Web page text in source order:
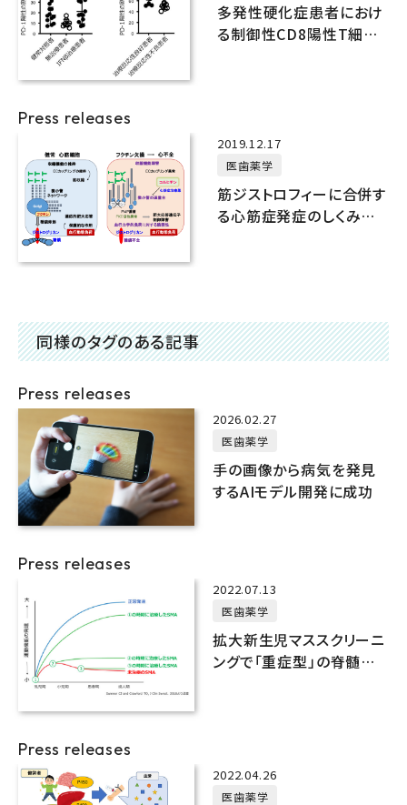
多発性硬化症患者におけ
る制御性CD8陽性T細胞
Press releases
2019.12.17
医歯薬学
筋ジストロフィーに合併す
る心筋症発症のしくみを
同様のタグのある記事
Press releases
2026.02.27
医歯薬学
手の画像から病気を発見
するAIモデル開発に成功
Press releases
2022.07.13
医歯薬学
拡大新生児マススクリーニ
ングで「重症型」の脊髄性
Press releases
2022.04.26
医歯薬学